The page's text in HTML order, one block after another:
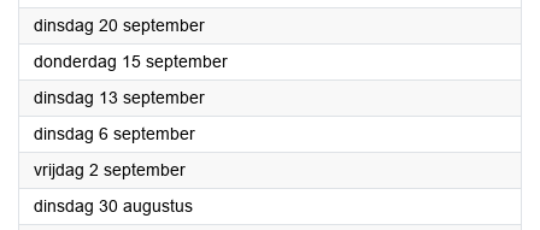
dinsdag 20 september2022
donderdag 15 september2022
dinsdag 13 september2022
dinsdag 6 september2022
vrijdag 2 september2022
dinsdag 30 augustus2022